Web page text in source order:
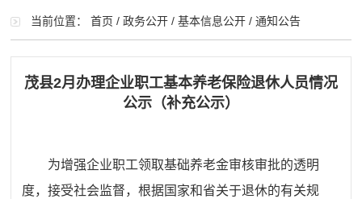
当前位置：首页 /政务公开 /基本信息公开 /通知公告
茂县2月办理企业职工基本养老保险退休人员情况
公示（补充公示）
为增强企业职工领取基础养老金审核审批的透明
度，接受社会监督，根据国家和省关于退休的有关规